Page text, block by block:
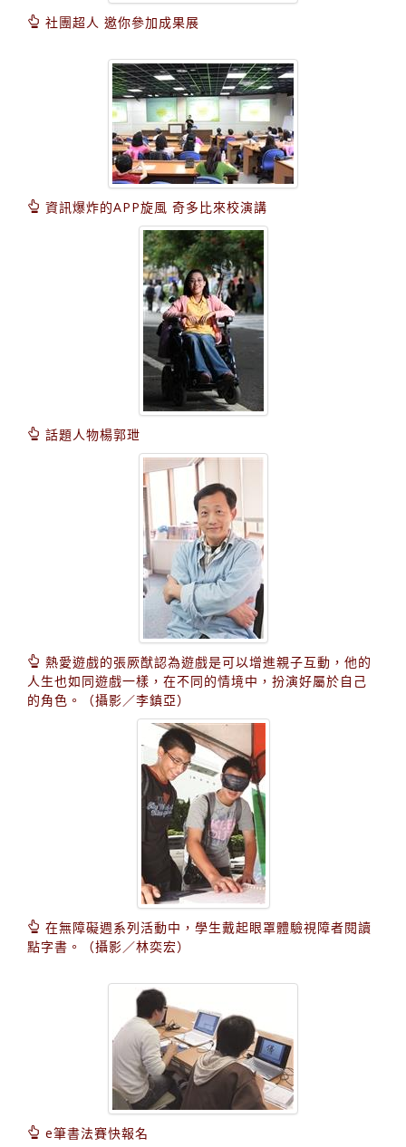
社團超人 邀你參加成果展
資訊爆炸的APP旋風 奇多比來校演講
話題人物楊郭玴
熱愛遊戲的張厥猷認為遊戲是可以增進親子互動，他的
人生也如同遊戲一樣，在不同的情境中，扮演好屬於自己
的角色。（攝影／李鎮亞）
在無障礙週系列活動中，學生戴起眼罩體驗視障者閱讀
點字書。（攝影／林奕宏）
e筆書法賽快報名